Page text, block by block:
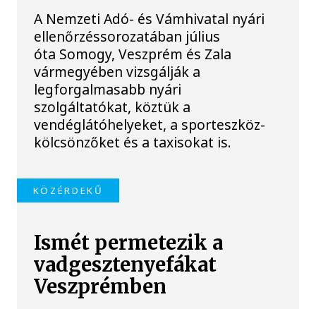
A Nemzeti Adó- és Vámhivatal nyári
ellenőrzéssorozatában július
óta Somogy, Veszprém és Zala
vármegyében vizsgálják a
legforgalmasabb nyári
szolgáltatókat, köztük a
vendéglátóhelyeket, a sporteszköz-
kölcsönzőket és a taxisokat is.
KÖZÉRDEKŰ
Ismét permetezik a
vadgesztenyefákat
Veszprémben